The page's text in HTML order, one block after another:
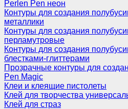
Perlen Pen неон
Контуры для создания
металлики
Контуры для создания
перламутровые
Контуры для создания
блестками-глиттерами
Прозрачные контуры для
Pen Magic
Клеи и клеящие пистолеты
Клей для творчества
Клей для страз